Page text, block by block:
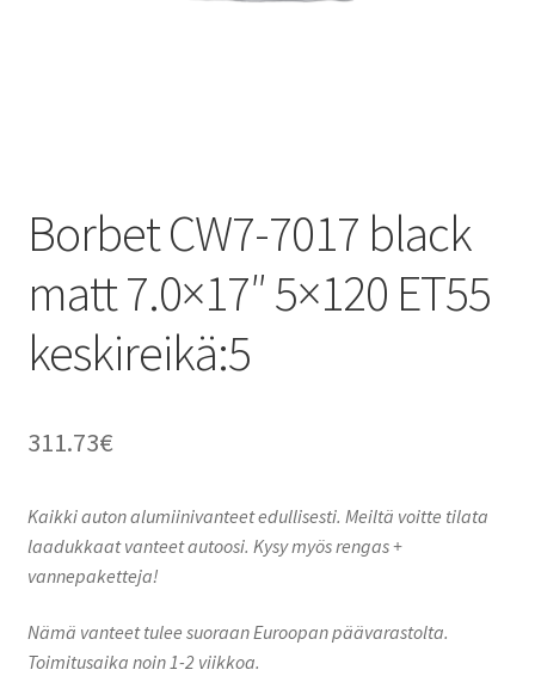
Borbet CW7-7017 black
matt 7.0×17″ 5×120 ET55
keskireikä:5
311.73€
Kaikki auton alumiinivanteet edullisesti. Meiltä voitte tilata
laadukkaat vanteet autoosi. Kysy myös rengas +
vannepaketteja!
Nämä vanteet tulee suoraan Euroopan päävarastolta.
Toimitusaika noin 1-2 viikkoa.